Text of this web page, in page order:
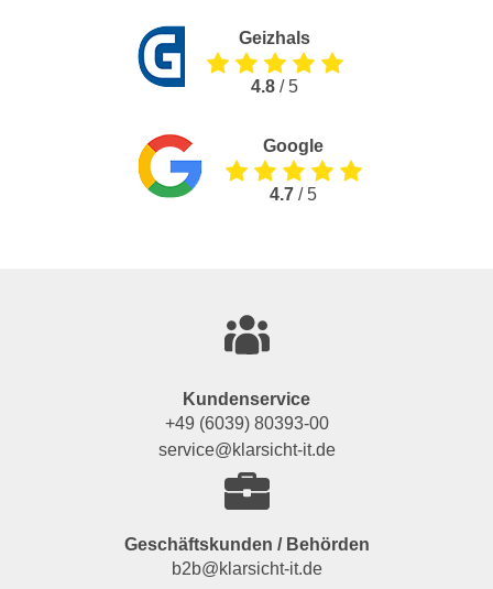
Geizhals
4.8 / 5
Google
4.7 / 5
Kundenservice
+49 (6039) 80393-00
service@klarsicht-it.de
Geschäftskunden / Behörden
b2b@klarsicht-it.de